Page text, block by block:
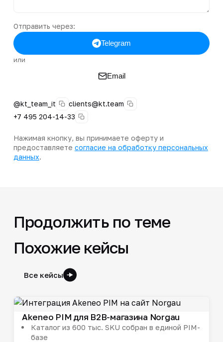
Отправить через:
Telegram
или
Email
@kt_team_it
clients@kt.team
+7 495 204-14-33
Нажимая кнопку, вы принимаете оферту и
предоставляете согласие на обработку персональных
данных.
Продолжить по теме
Похожие кейсы
Все кейсы
Akeneo PIM для B2B-магазина Norgau
Каталог из 600 тыс. SKU собран в единой PIM-
базе